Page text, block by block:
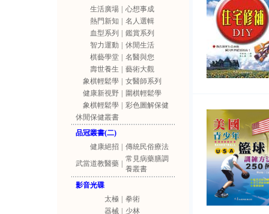
生活廣場
心想事成
熱門新知
名人選輯
血型系列
鑑賞系列
智力運動
休閒生活
棋藝學堂
名醫與您
壽世養生
藝術大觀
象棋輕鬆學
女醫師系列
健康新視野
圍棋輕鬆學
象棋輕鬆學
彩色圖解保健
休閒保健叢書
品冠叢書(二)
健康絕招
傳統民俗療法
武當道教醫藥
常見病藥膳調
養叢書
影音光碟
太極
拳術
器械
少林